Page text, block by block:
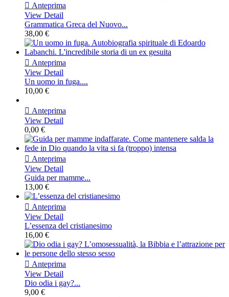
 Anteprima
View Detail
Grammatica Greca del Nuovo...
38,00 €
 Anteprima
View Detail
Un uomo in fuga....
10,00 €
 Anteprima
View Detail
0,00 €
 Anteprima
View Detail
Guida per mamme...
13,00 €
 Anteprima
View Detail
L’essenza del cristianesimo
16,00 €
 Anteprima
View Detail
Dio odia i gay?...
9,00 €